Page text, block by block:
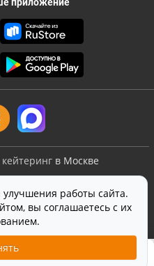
Добавить в корзину
приложение
кейтеринг в Москве
данных
работы сайта.
вы соглашаетесь с их